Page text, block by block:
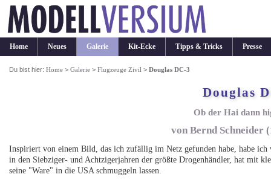
Home Neues Galerie Kit-Ecke Tipps & Tricks Presse
Du bist hier:Home >Galerie >Flugzeuge Zivil >Douglas DC-3
Douglas
Ob der Hai dann
von Bernd Schneider
Inspiriert von einem Bild, das ich zufällig im Netz gefunden habe, habe
in den Siebziger- und Achtzigerjahren der größte Drogenhändler, hat mit
seine "Ware" in die USA schmuggeln lassen.